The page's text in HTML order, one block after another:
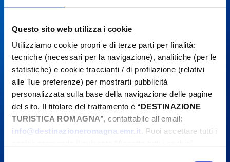
Questo sito web utilizza i cookie
Utilizziamo cookie propri e di terze parti per finalità:
tecniche (necessari per la navigazione), analitiche (per le
statistiche) e cookie traccianti / di profilazione (relativi
alle Tue preferenze) per mostrarti pubblicità
personalizzata sulla base della navigazione delle pagine
del sito. Il titolare del trattamento è “DESTINAZIONE
TURISTICA ROMAGNA”, contattabile all'email:
info@destinazioneromagna.emr.it. Puoi accettare tutti i